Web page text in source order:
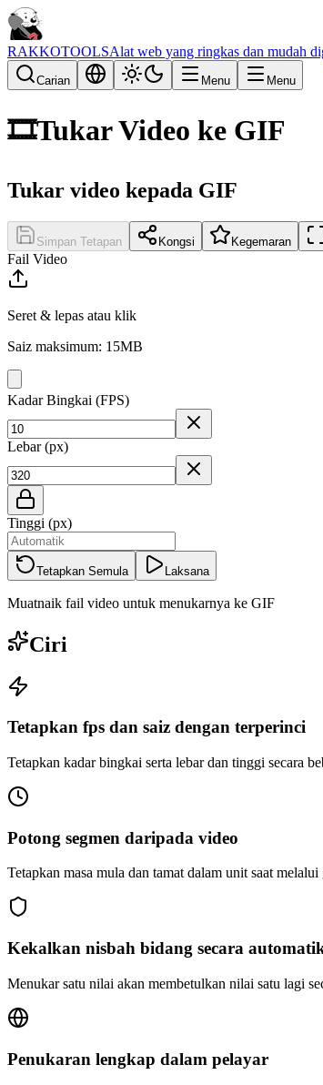
RAKKOTOOLSAlat web yang ringkas dan mudah
Carian Menu Menu
🎞️Tukar Video ke GIF
Tukar video kepada GIF
Simpan Tetapan Kongsi Kegemaran
Fail Video
Seret & lepas atau klik
Saiz maksimum: 15MB
Kadar Bingkai (FPS)
Lebar (px)
Tinggi (px)
Tetapkan Semula Laksana
Muatnaik fail video untuk menukarnya ke GIF
Ciri
Tetapkan fps dan saiz dengan terperinci
Tetapkan kadar bingkai serta lebar dan tinggi secara
Potong segmen daripada video
Tetapkan masa mula dan tamat dalam unit saat melalui
Kekalkan nisbah bidang secara
Menukar satu nilai akan membetulkan nilai satu lagi
Penukaran lengkap dalam pelayar